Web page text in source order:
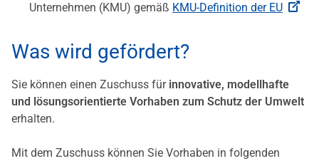
Unternehmen (KMU) gemäß KMU-Definition der EU
Was wird gefördert?
Sie können einen Zuschuss für innovative, modellhafte
und lösungsorientierte Vorhaben zum Schutz der Umwelt
erhalten.
Mit dem Zuschuss können Sie Vorhaben in folgenden